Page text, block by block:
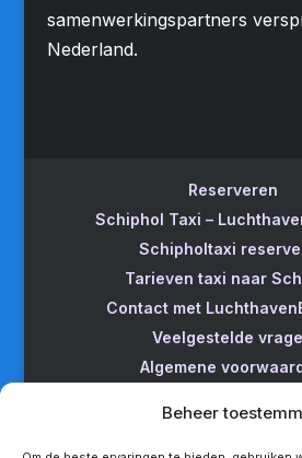
Beheer
samenwerkingspartners
Nederland.
Reserveren
Schiphol Taxi –
Schipholtaxi
Tarieven taxi naar
Contact met
Veelgestelde
Algemene